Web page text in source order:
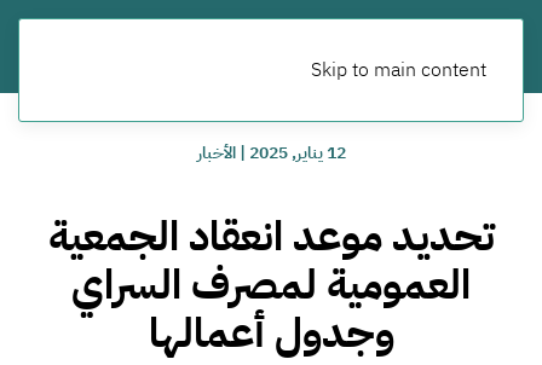
Skip to main content
12 يناير, 2025 |الأخبار
تحديد موعد انعقاد الجمعية
العمومية لمصرف السراي
وجدول أعمالها